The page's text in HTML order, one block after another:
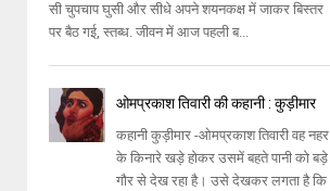
सी चुपचाप घुसी और सीधे अपने शयनकक्ष में जाकर बिस्तर
पर बैठ गई, स्तब्ध. जीवन में आज पहली ब...
ओमप्रकाश तिवारी की कहानी : कुड़ीमार
कहानी कुड़ीमार -ओमप्रकाश तिवारी वह नहर
के किनारे खड़े होकर उसमें बहते पानी को बड़े
गौर से देख रहा है। उसे देखकर लगता है कि